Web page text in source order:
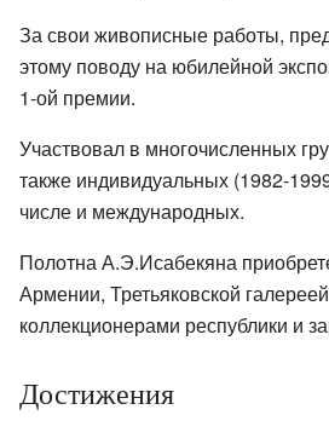
За свои живописные работы,
этому поводу на юбилейной
1-ой премии.
Участвовал в многочисленных
также индивидуальных (1982-
числе и международных.
Полотна А.Э.Исабекяна
Армении, Третьяковской
коллекционерами республики и
Достижения